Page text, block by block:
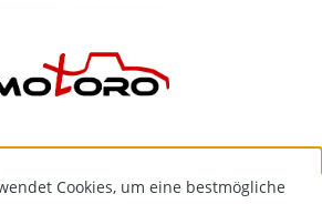
Cookies, um eine bestmögliche